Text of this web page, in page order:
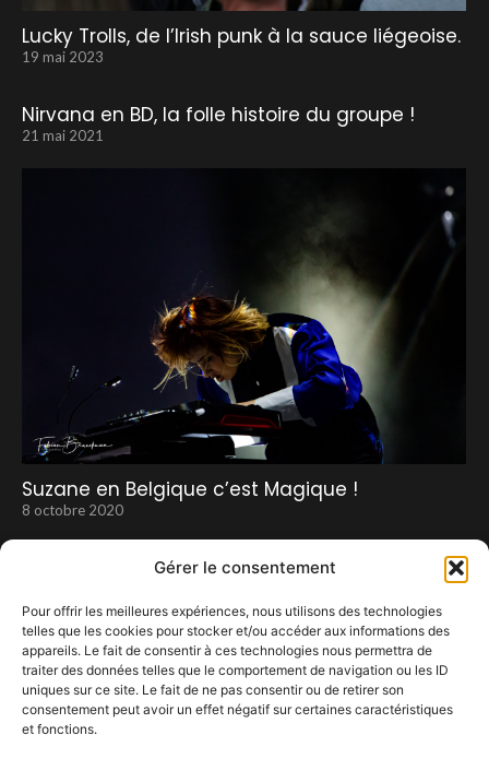
Gérer le consentement
Pour offrir les meilleures expériences, nous utilisons des technologies
telles que les cookies pour stocker et/ou accéder aux informations des
appareils. Le fait de consentir à ces technologies nous permettra de
traiter des données telles que le comportement de navigation ou les ID
uniques sur ce site. Le fait de ne pas consentir ou de retirer son
consentement peut avoir un effet négatif sur certaines caractéristiques
et fonctions.
Lucky Trolls, de l’Irish punk à la sauce liégeoise.
19 mai 2023
Nirvana en BD, la folle histoire du groupe !
21 mai 2021
Suzane en Belgique c’est Magique !
8 octobre 2020